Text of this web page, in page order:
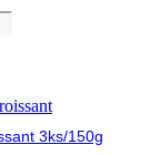
3ks/150g